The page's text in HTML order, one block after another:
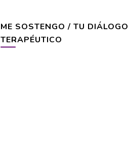
ME SOSTENGO / TU DIÁLOGO
TERAPÉUTICO